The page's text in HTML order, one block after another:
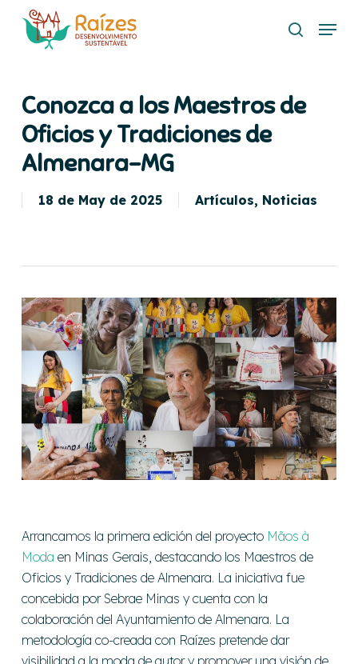
buscar
Menu
Conozca a los Maestros de
Oficios y Tradiciones de
Almenara-MG
18 de May de 2025 Artículos, Noticias
Arrancamos la primera edición del proyecto Mãos à
Moda en Minas Gerais, destacando los Maestros de
Oficios y Tradiciones de Almenara. La iniciativa fue
concebida por Sebrae Minas y cuenta con la
colaboración del Ayuntamiento de Almenara. La
metodología co-creada con Raízes pretende dar